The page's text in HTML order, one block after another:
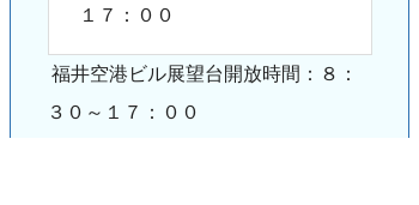
１７：００
福井空港ビル展望台開放時間：８：
３０～１７：００